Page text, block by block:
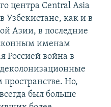
центра Central Asia
Узбекистане, как и в
Азии, в последние
именам
Россией война в
пространстве. Но,
был больше